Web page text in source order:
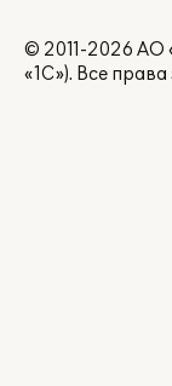
© 2011-2026 АО
«1С»). Все